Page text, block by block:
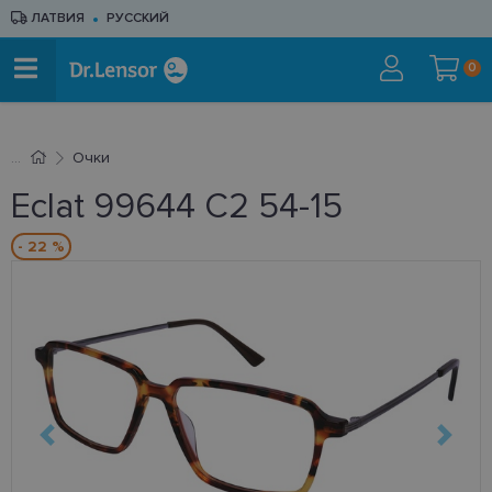
ЛАТВИЯ РУССКИЙ
0
Очки
Eclat 99644 C2 54-15
- 22 %